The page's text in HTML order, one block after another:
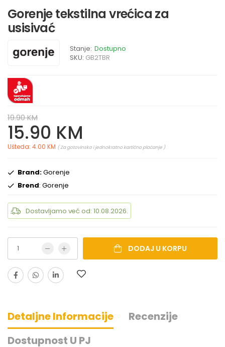
Gorenje tekstilna vrećica za
usisivać
Stanje: Dostupno
SKU: GB2TBR
19.90 KM
15.90 KM
Ušteda: 4.00 KM ( Za gotovinsko i jednokratno kartično plaćanje )
Brand:Gorenje
Brend: Gorenje
Dostavljamo već od: 10.08.2026.
DODAJ U KORPU
Detaljne Informacije
Recenzije
Dostupnost U PJ